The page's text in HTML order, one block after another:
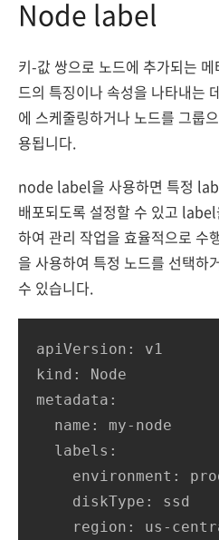
Node label
키-값 쌍으로 노드에 추가되는
드의 특징이나 속성을 나타내는
에 스케줄링하거나 노드를 그룹
용됩니다.
node label을 사용하면 특정
배포되도록 설정할 수 있고
하여 관리 작업을 효율적으로
을 사용하여 특정 노드를 선택하
수 있습니다.
apiVersion: v1
kind: Node
metadata: